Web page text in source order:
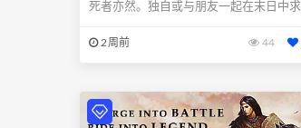
死者亦然。独自或与朋友一起在末日中求
2周前 44